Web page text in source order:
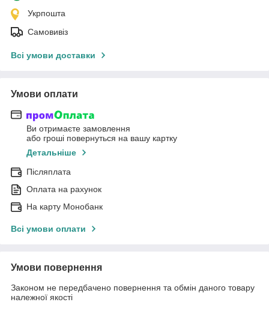
Укрпошта
Самовивіз
Всі умови доставки
Умови оплати
Ви отримаєте замовлення
або гроші повернуться на вашу картку
Детальніше
Післяплата
Оплата на рахунок
На карту Монобанк
Всі умови оплати
Умови повернення
Законом не передбачено повернення та обмін даного товару
належної якості